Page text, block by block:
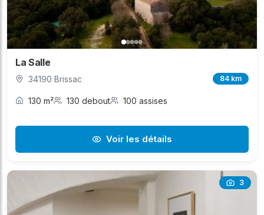
La Salle
34190 Brissac 84 km
130 m² 130 debout 100 assises
Voir les détails
3